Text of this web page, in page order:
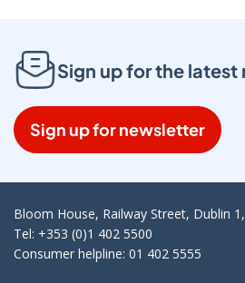
Sign up for the latest
Sign up for newsletter
Bloom House, Railway Street, Dublin
Tel: +353 (0)1 402 5500
Consumer helpline: 01 402 5555